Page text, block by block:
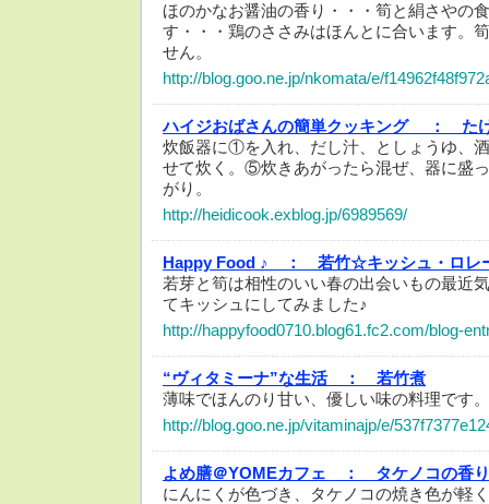
ほのかなお醤油の香り・・・筍と絹さやの
す・・・鶏のささみはほんとに合います。
せん。
http://blog.goo.ne.jp/nkomata/e/
ハイジおばさんの簡単クッキング ：
た
炊飯器に①を入れ、だし汁、としょうゆ、
せて炊く。⑤炊きあがったら混ぜ、器に盛
がり。
http://heidicook.exblog.jp/6989569/
Happy Food ♪ ：
若竹☆キッシュ・ロレ
若芽と筍は相性のいい春の出会いもの最近
てキッシュにしてみました♪
http://happyfood0710.blog61.fc2.com/blog-
“ヴィタミーナ”な生活 ：
若竹煮
薄味でほんのり甘い、優しい味の料理です。
http://blog.goo.ne.jp/vitaminajp/e/
よめ膳＠YOMEカフェ ：
タケノコの香
にんにくが色づき、タケノコの焼き色が軽